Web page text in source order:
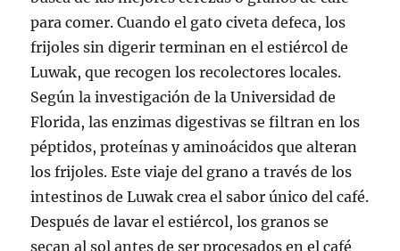
para comer. Cuando el gato civeta defeca, los
frijoles sin digerir terminan en el estiércol de
Luwak, que recogen los recolectores locales.
Según la investigación de la Universidad de
Florida, las enzimas digestivas se filtran en los
péptidos, proteínas y aminoácidos que alteran
los frijoles. Este viaje del grano a través de los
intestinos de Luwak crea el sabor único del café.
Después de lavar el estiércol, los granos se
secan al sol antes de ser procesados en el café